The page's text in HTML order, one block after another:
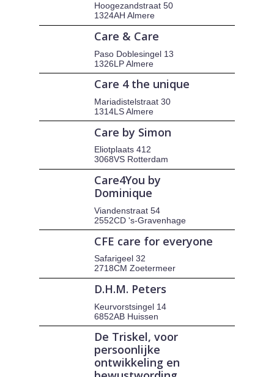
Hoogezandstraat 50
1324AH Almere
Care & Care
Paso Doblesingel 13
1326LP Almere
Care 4 the unique
Mariadistelstraat 30
1314LS Almere
Care by Simon
Eliotplaats 412
3068VS Rotterdam
Care4You by
Dominique
Viandenstraat 54
2552CD 's-Gravenhage
CFE care for everyone
Safarigeel 32
2718CM Zoetermeer
D.H.M. Peters
Keurvorstsingel 14
6852AB Huissen
De Triskel, voor
persoonlijke
ontwikkeling en